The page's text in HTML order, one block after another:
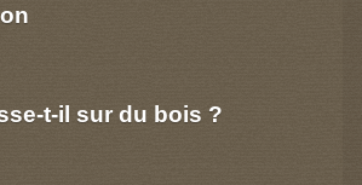
t-il sur du bois ?